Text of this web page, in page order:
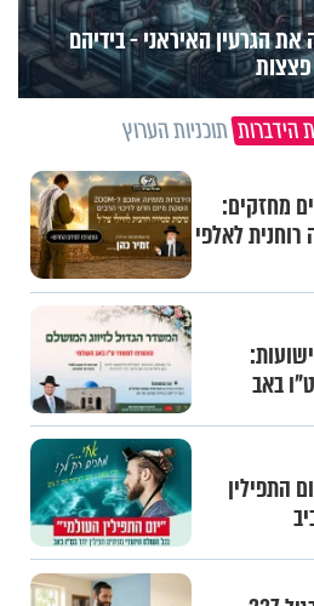
הגרעין האיראני - בידיהם
הידברות תוכניות הערוץ
מחזקים:
לאלפי
באב
התפילין